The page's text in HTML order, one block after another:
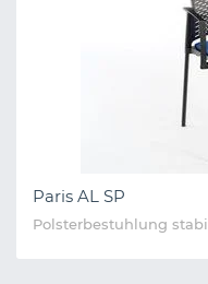
Paris AL SP
Polsterbestuhlung